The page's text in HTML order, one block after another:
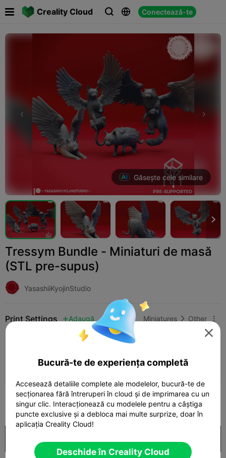
Creality Cloud   Conectează-te
 
Găsește cele similare

Tressym Bundle - Miniaturi de masă
(STL pre-supus)
YasashiiKyojinStudio
Print Settings  Adaugă Miniatures  Other 
Câștigă mai multe puncte
500 

Bucură-te de experiența completă
Accesează detaliile complete ale modelelor, bucură-te de
secționarea fără întreruperi în cloud și de imprimarea cu un
singur clic. Interacționează cu modelele pentru a câștiga
puncte exclusive și a debloca mai multe surprize, doar în
aplicația Creality Cloud!
Deschide în Creality Cloud